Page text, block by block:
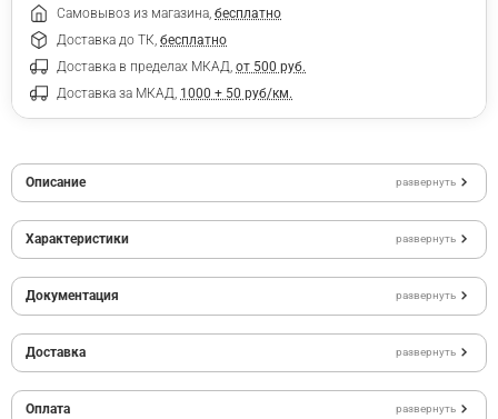
Самовывоз из магазина, бесплатно
Доставка до ТК, бесплатно
Доставка в пределах МКАД, от 500 руб.
Доставка за МКАД, 1000 + 50 руб/км.
Описание развернуть
Характеристики развернуть
Документация развернуть
Доставка развернуть
Оплата развернуть